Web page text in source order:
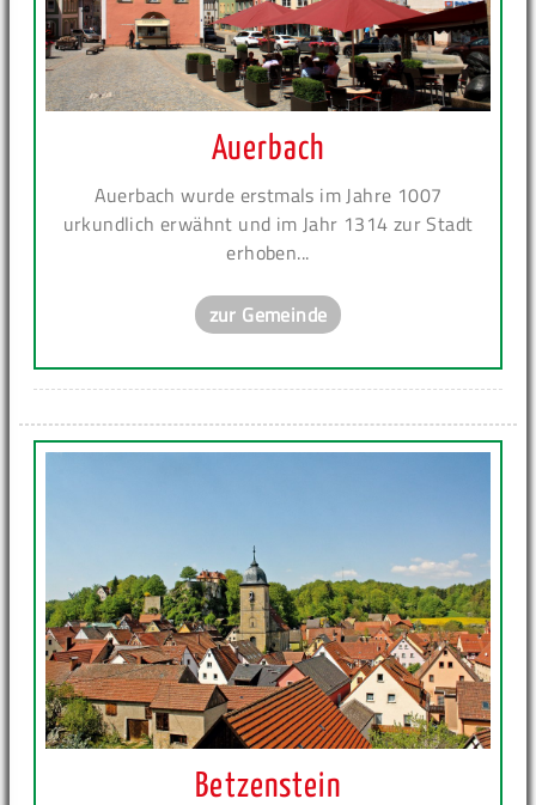
Auerbach
Auerbach wurde erstmals im Jahre 1007
urkundlich erwähnt und im Jahr 1314 zur Stadt
erhoben...
zur Gemeinde
Betzenstein